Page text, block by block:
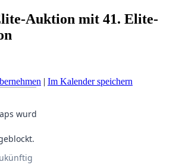
Auktion mit 41. Elite-
| Im Kalender speichern